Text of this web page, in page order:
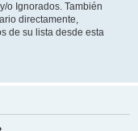
o Ignorados. También
directamente,
de su lista desde esta